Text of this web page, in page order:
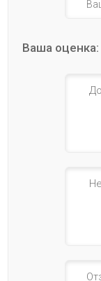
Ваша оценка: